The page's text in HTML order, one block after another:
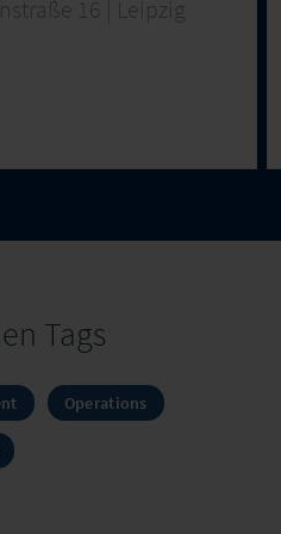
16 | Leipzig
Tags
Operations